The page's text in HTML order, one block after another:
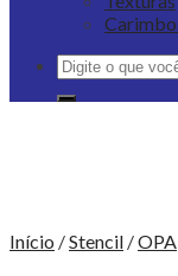
Pesquisar
por:
Início /Stencil /OPA